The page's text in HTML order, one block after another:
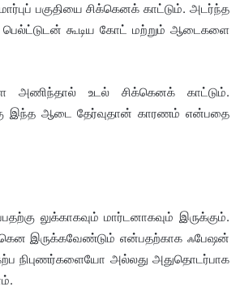
பகுதியை சிக்கெனக் காட்டும். அடர்ந்த
கூடிய கோட் மற்றும் ஆடைகளை
அணிந்தால் உடல் சிக்கெனக் காட்டும்.
இந்த ஆடை தேர்வுதான் காரணம் என்பதை
லுக்காகவும் மார்டனாகவும் இருக்கும்.
இருக்கவேண்டும் என்பதற்காக ஃபேஷன்
நிபுணர்களையோ அல்லது அதுதொடர்பாக